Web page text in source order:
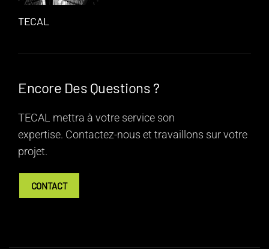
TECAL
Encore Des Questions ?
TECAL mettra à votre service son
expertise. Contactez-nous et travaillons sur votre
projet.
CONTACT